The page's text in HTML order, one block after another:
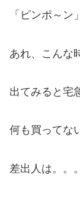
「ピンポ～ン」
あれ、こんな
出てみると宅
何も買ってな
差出人は。。